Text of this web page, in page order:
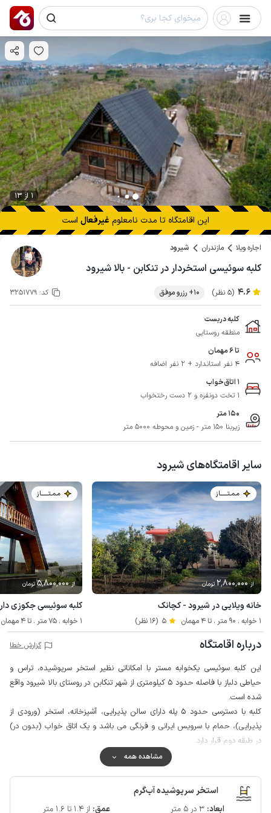
1 از 13
این اقامتگاه تا مدت نامعلوم غیرفعال است
اجاره ویلا مازندران شیرود
کلبه سوئیسی استخردار در تنکابن - بالا شیرود
4.6 (5 نظر) 10+ رزرو موفق کد: 3251779
کلبه دربست
منطقه روستایی
تا 6 مهمان
4 نفر استاندارد + 2 نفر اضافه
1 اتاق‌خواب
1 تخت دونفره و 2 دست رختخواب
150 متر
زیربنا 150 متر - زمین و محوطه 5000 متر
سایر اقامتگاه‌های شیرود
مـمـتــــــاز
از 2٬800٬000تومان
خانه ویلایی در شیرود - کچانک
1 خوابه . 90 متر . تا 4 مهمان 5 (16 نظر)
مـمـتــــــاز
از 5٬800٬000تومان
کلبه سوئیسی جکوزی
1 خوابه . 75 متر . تا 4 مهمان
درباره اقامتگاه گزارش خطا
این کلبه سوئیسی یکخوابه مستر با امکاناتی نظیر استخر سرپوشیده، تراس و
حیاطی دلباز با فاصله حدود 5 کیلومتری از شهر تنکابن در روستای بالا شیرود واقع
شده است.
کلبه با دسترسی حدود 5 پله دارای سالن پذیرایی، آشپزخانه، استخر (ورودی از
پذیرایی)، حمام با سرویس ایرانی و فرنگی می باشد و یک اتاق خواب (بدون در)
در طبقه دوم قرار دارد.
محوطه اطراف ویلا از چهار طرف با فنس محصور شده است و سرایدار نیز در
همسایگی سکونت دارد، همچنین جهت امنیت بیشتر دورازه ورودی و حیاط مجهز
به دوربین مداربسته می باشد.
مهمانان گرامی می توانند برای تهیه مایحتاج روزانه خود از سوپرمارکت و نانوایی در
مشاهده همه
استخر سرپوشیده آب‌گرم
ابعاد: 3 در 5 متر عمق: از 1.4 تا 1.6 متر